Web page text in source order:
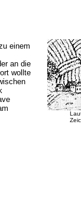
einem
an die
wollte